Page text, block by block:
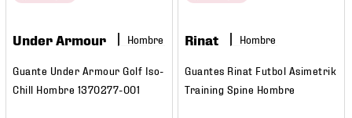
Under Armour Hombre
Guante Under Armour Golf Iso-
Chill Hombre 1370277-001
Rinat Hombre
Guantes Rinat Futbol Asimetrik
Training Spine Hombre